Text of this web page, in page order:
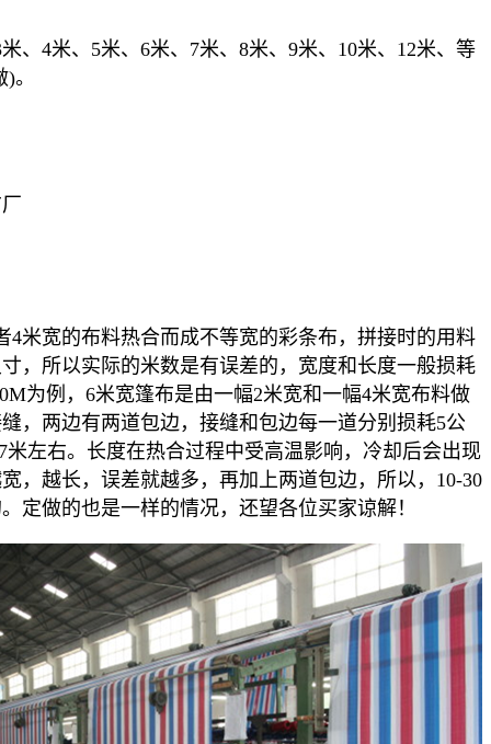
、4米、5米、6米、7米、8米、9米、10米、12米、等
。
4米宽的布料热合而成不等宽的彩条布，拼接时的用料
，所以实际的米数是有误差的，宽度和长度一般损耗
为例，6米宽篷布是由一幅2米宽和一幅4米宽布料做
，两边有两道包边，接缝和包边每一道分别损耗5公
米左右。长度在热合过程中受高温影响，冷却后会出现
，越长，误差就越多，再加上两道包边，所以，10-30
定做的也是一样的情况，还望各位买家谅解！